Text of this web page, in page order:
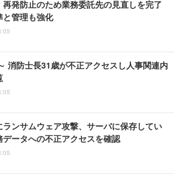
再発防止のため業務委託先の見直しを完了
と管理も強化
消防士長31歳が不正アクセスし人事関連内
ランサムウェア攻撃、サーバに保存してい
データへの不正アクセスを確認